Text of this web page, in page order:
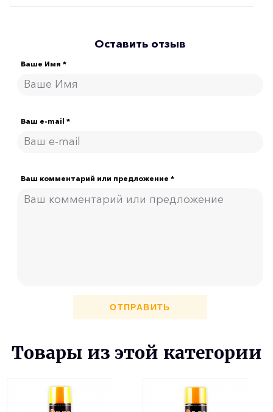
Оставить отзыв
Ваше Имя *
Ваш e-mail *
Ваш комментарий или предложение *
ОТПРАВИТЬ
Товары из этой категории